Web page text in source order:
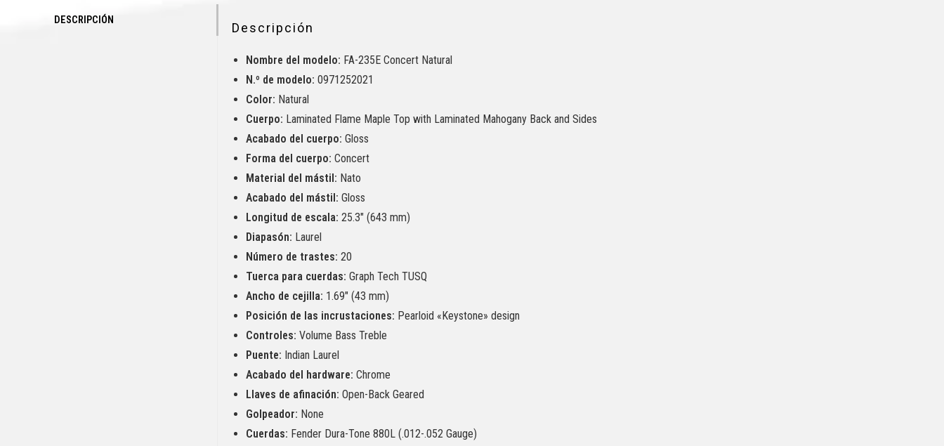
DESCRIPCIÓN
Descripción
Nombre del modelo: FA-235E Concert Natural
N.º de modelo: 0971252021
Color: Natural
Cuerpo: Laminated Flame Maple Top with Laminated Mahogany Back and Sides
Acabado del cuerpo:Gloss
Forma del cuerpo: Concert
Material del mástil: Nato
Acabado del mástil: Gloss
Longitud de escala: 25.3″ (643 mm)
Diapasón: Laurel
Número de trastes: 20
Tuerca para cuerdas: Graph Tech TUSQ
Ancho de cejilla: 1.69″ (43 mm)
Posición de las incrustaciones: Pearloid «Keystone» design
Controles: Volume Bass Treble
Puente: Indian Laurel
Acabado del hardware: Chrome
Llaves de afinación: Open-Back Geared
Golpeador: None
Cuerdas: Fender Dura-Tone 880L (.012-.052 Gauge)